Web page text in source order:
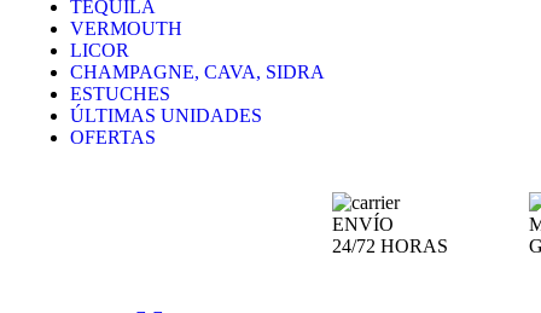
TEQUILA
VERMOUTH
LICOR
CHAMPAGNE, CAVA, SIDRA
ESTUCHES
ÚLTIMAS UNIDADES
OFERTAS
ENVÍO
24/72 HORAS